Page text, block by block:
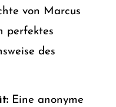
von Marcus
perfektes
des
Eine anonyme